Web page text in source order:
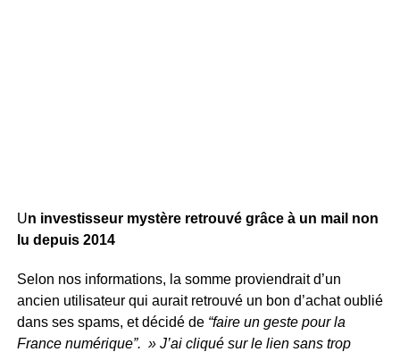
Un investisseur mystère retrouvé grâce à un mail non
lu depuis 2014
Selon nos informations, la somme proviendrait d’un
ancien utilisateur qui aurait retrouvé un bon d’achat oublié
dans ses spams, et décidé de“faire un geste pour la
France numérique”. » J’ai cliqué sur le lien sans trop